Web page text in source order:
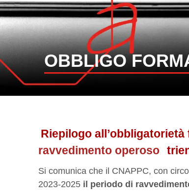
OBBLIGO
Riepilogo all’obbligatorietà
ravvedimento operoso
Si comunica che il CNAPPC, con
2023-2025 il periodo di